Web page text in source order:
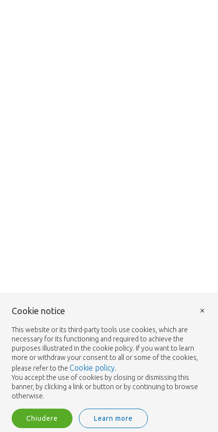
Cookie notice
This website or its third-party tools use cookies, which are
necessary for its functioning and required to achieve the
purposes illustrated in the cookie policy. If you want to learn
more or withdraw your consent to all or some of the cookies,
please refer to the Cookie policy.
You accept the use of cookies by closing or dismissing this
banner, by clicking a link or button or by continuing to browse
otherwise.
Chiudere Learn more
×